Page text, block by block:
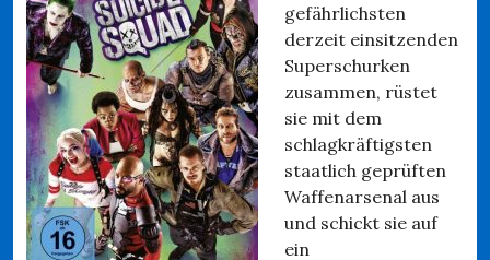
gefährlichsten
derzeit einsitzenden
Superschurken
zusammen, rüstet
sie mit dem
schlagkräftigsten
staatlich geprüften
Waffenarsenal aus
und schickt sie auf
ein